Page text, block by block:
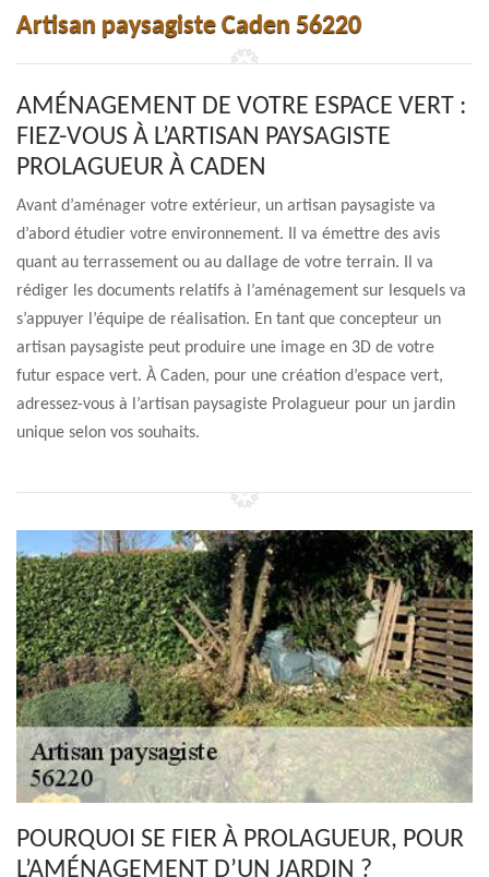
Artisan paysagiste Caden 56220
AMÉNAGEMENT DE VOTRE ESPACE VERT :
FIEZ-VOUS À L’ARTISAN PAYSAGISTE
PROLAGUEUR À CADEN
Avant d’aménager votre extérieur, un artisan paysagiste va
d’abord étudier votre environnement. Il va émettre des avis
quant au terrassement ou au dallage de votre terrain. Il va
rédiger les documents relatifs à l’aménagement sur lesquels va
s’appuyer l’équipe de réalisation. En tant que concepteur un
artisan paysagiste peut produire une image en 3D de votre
futur espace vert. À Caden, pour une création d’espace vert,
adressez-vous à l’artisan paysagiste Prolagueur pour un jardin
unique selon vos souhaits.
POURQUOI SE FIER À PROLAGUEUR, POUR
L’AMÉNAGEMENT D’UN JARDIN ?